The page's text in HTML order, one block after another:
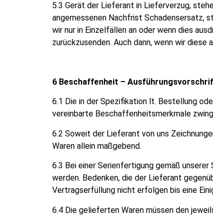
5.3 Gerät der Lieferant in Lieferverzug,
angemessenen Nachfrist Schadensersatz,
wir nur in Einzelfällen an oder wenn dies
zurückzusenden. Auch dann, wenn wir
6 Beschaffenheit –
6.1 Die in der Spezifikation lt. Bestellung
vereinbarte Beschaffenheitsmerkmale
6.2 Soweit der Lieferant von uns
Waren allein maßgebend.
6.3 Bei einer Serienfertigung gemäß
werden. Bedenken, die der Lieferant
Vertragserfüllung nicht erfolgen bis eine
6.4 Die gelieferten Waren müssen den